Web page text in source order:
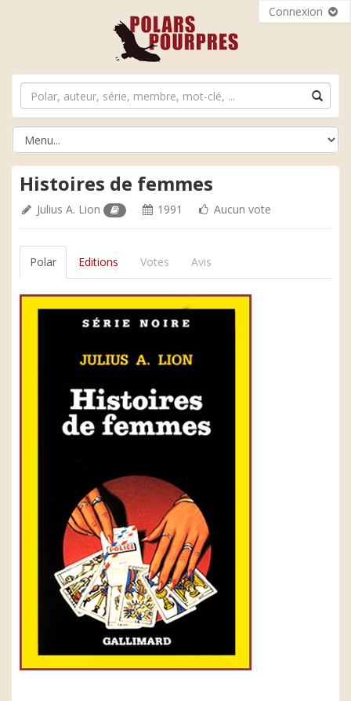
Connexion
Histoires de femmes
Julius A. Lion 1991 Aucun vote
Polar Editions Votes Avis